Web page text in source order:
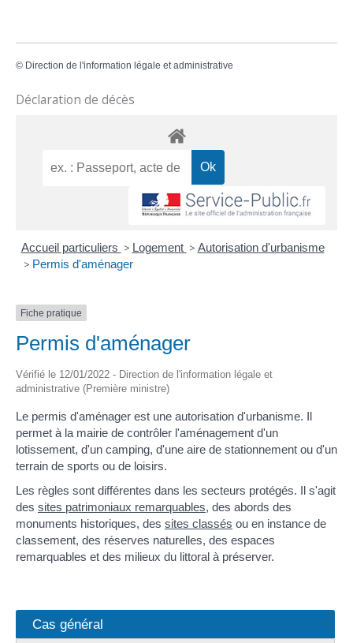
© Direction de l'information légale et administrative
Déclaration de décès
Accueil particuliers > Logement > Autorisation d'urbanisme
> Permis d'aménager
Fiche pratique
Permis d'aménager
Vérifié le 12/01/2022 - Direction de l'information légale et
administrative (Première ministre)
Le permis d'aménager est une autorisation d'urbanisme. Il
permet à la mairie de contrôler l'aménagement d'un
lotissement, d'un camping, d'une aire de stationnement ou d'un
terrain de sports ou de loisirs.
Les règles sont différentes dans les secteurs protégés. Il s'agit
des sites patrimoniaux remarquables, des abords des
monuments historiques, des sites classés ou en instance de
classement, des réserves naturelles, des espaces
remarquables et des milieux du littoral à préserver.
Cas général